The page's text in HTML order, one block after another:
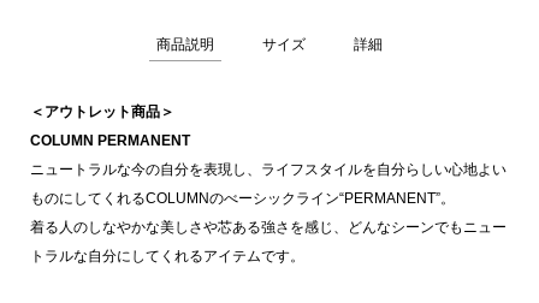
商品説明 サイズ 詳細
＜アウトレット商品＞
COLUMN PERMANENT
ニュートラルな今の自分を表現し、ライフスタイルを自分らしい心地よい
ものにしてくれるCOLUMNのべーシックライン“PERMANENT”。
着る人のしなやかな美しさや芯ある強さを感じ、どんなシーンでもニュー
トラルな自分にしてくれるアイテムです。